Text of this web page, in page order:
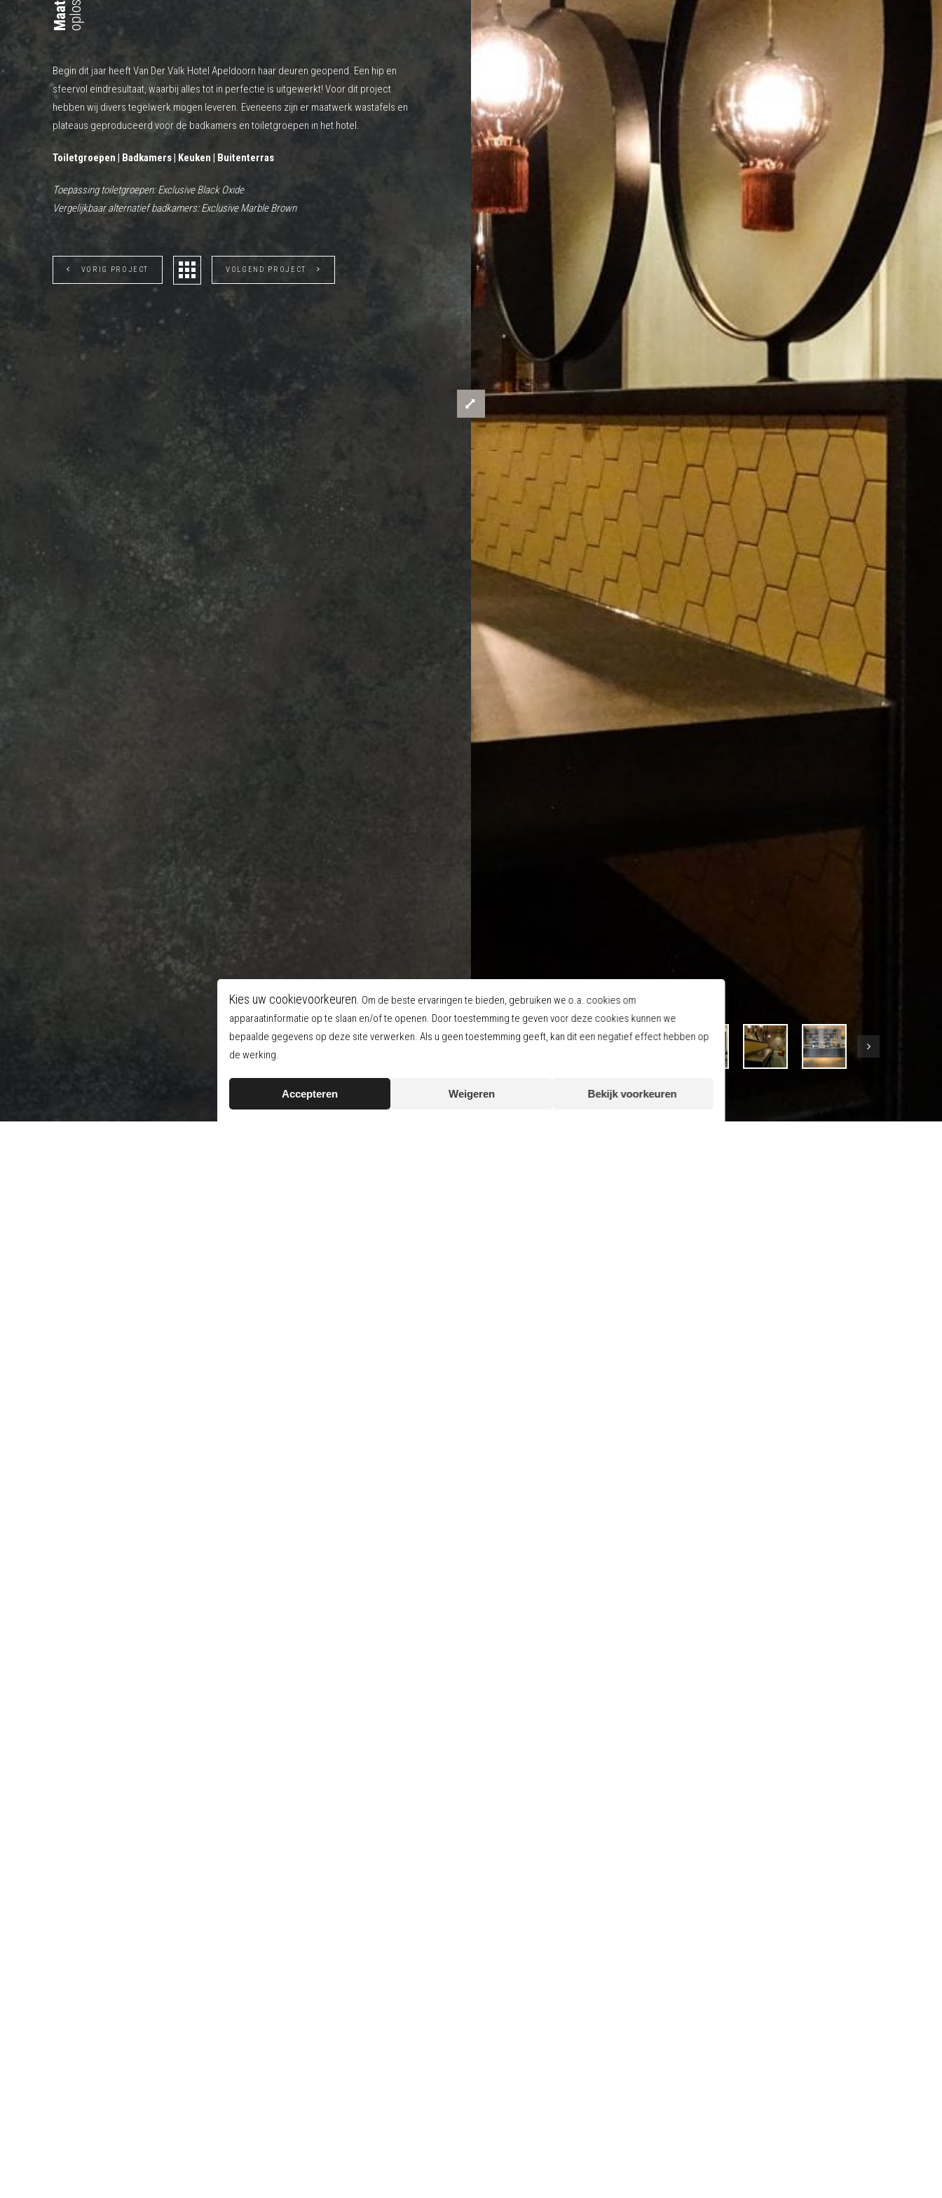
Begin dit jaar heeft Van Der Valk Hotel Apeldoorn haar deuren geopend. Een hip en
sfeervol eindresultaat, waarbij alles tot in perfectie is uitgewerkt! Voor dit project
hebben wij divers tegelwerk mogen leveren. Eveneens zijn er maatwerk wastafels en
plateaus geproduceerd voor de badkamers en toiletgroepen in het hotel.
Toiletgroepen | Badkamers | Keuken | Buitenterras
Toepassing toiletgroepen: Exclusive Black Oxide
Vergelijkbaar alternatief badkamers: Exclusive Marble Brown
VORIG PROJECT VOLGEND PROJECT
Kies uw cookievoorkeuren. Om de beste ervaringen te bieden, gebruiken we o.a. cookies om
apparaatinformatie op te slaan en/of te openen. Door toestemming te geven voor deze cookies kunnen we
bepaalde gegevens op deze site verwerken. Als u geen toestemming geeft, kan dit een negatief effect hebben op
de werking.
Accepteren Weigeren Bekijk voorkeuren